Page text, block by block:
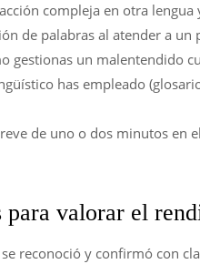
compleja en otra
de palabras al atender a
gestionas un malentendido
has empleado
de uno o dos minutos
para valorar el
reconoció y confirmó con